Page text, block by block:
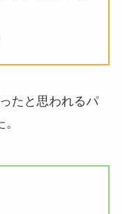
たと思われるパ